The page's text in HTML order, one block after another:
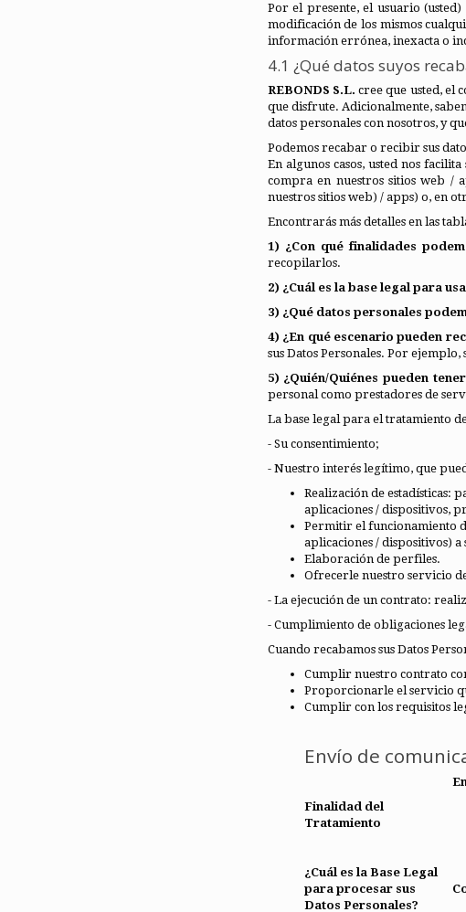
Por el presente, el usuario
modificación de los mismos
información errónea, inexacta o
4.1 ¿Qué datos suyos
REBONDS S.L. cree que usted, el
que disfrute. Adicionalmente,
datos personales con nosotros, y
Podemos recabar o recibir sus
En algunos casos, usted nos
compra en nuestros sitios web /
nuestros sitios web) / apps) o, en
Encontrarás más detalles en las
1) ¿Con qué finalidades
recopilarlos.
2) ¿Cuál es la base legal para
3) ¿Qué datos personales
4) ¿En qué escenario pueden
sus Datos Personales. Por
5) ¿Quién/Quiénes pueden
personal como prestadores de
La base legal para el tratamiento
- Su consentimiento;
- Nuestro interés legítimo, que
Realización de estadísticas:
aplicaciones / dispositivos,
Permitir el funcionamiento
aplicaciones / dispositivos)
Elaboración de perfiles.
Ofrecerle nuestro servicio
- La ejecución de un contrato:
- Cumplimiento de obligaciones
Cuando recabamos sus Datos
Cumplir nuestro contrato
Proporcionarle el servicio
Cumplir con los requisitos
Envío de
Finalidad del
Tratamiento
¿Cuál es la Base Legal
para procesar sus
Datos Personales?